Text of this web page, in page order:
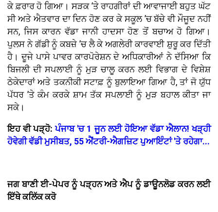
ਕੇ ਫ਼ਰਾਰ ਹੋ ਗਿਆ। ਸੜਕ ’ਤੇ ਰਾਹਗੀਰਾਂ ਦੀ ਆਵਾਜਾਈ ਬਹੁਤ ਘੱਟ
ਸੀ ਅਤੇ ਐਤਵਾਰ ਦਾ ਦਿਨ ਹੋਣ ਕਰ ਕੇ ਸਕੂਲ ’ਚ ਬੱਚੇ ਵੀ ਮੌਜੂਦ ਨਹੀਂ
ਸਨ, ਜਿਸ ਕਾਰਨ ਵੱਡਾ ਜਾਨੀ ਹਾਦਸਾ ਹੋਣ ਤੋਂ ਬਚਾਅ ਹੋ ਗਿਆ।
ਪੁਲਸ ਨੇ ਗੱਡੀ ਨੂੰ ਕਬਜ਼ੇ ’ਚ ਲੈ ਕੇ ਅਗਲੇਰੀ ਕਾਰਵਾਈ ਸ਼ੁਰੂ ਕਰ ਦਿੱਤੀ
ਹੈ। ਦੂਜੇ ਪਾਸੇ ਪਾਵਰ ਕਾਰਪੋਰੇਸ਼ਨ ਦੇ ਅਧਿਕਾਰੀਆਂ ਨੇ ਦੱਸਿਆ ਕਿ
ਬਿਜਲੀ ਦੀ ਸਪਲਾਈ ਨੂੰ ਮੁੜ ਚਾਲੂ ਕਰਨ ਲਈ ਵਿਭਾਗ ਦੇ ਵਿਸ਼ੇਸ਼
ਠੇਕੇਦਾਰਾਂ ਅਤੇ ਤਕਨੀਕੀ ਸਟਾਫ਼ ਨੂੰ ਬੁਲਾਇਆ ਗਿਆ ਹੈ, ਤਾਂ ਜੋ ਯੁੱਧ
ਪੱਧਰ ’ਤੇ ਕੰਮ ਕਰਕੇ ਸ਼ਾਮ ਤੱਕ ਸਪਲਾਈ ਨੂੰ ਮੁੜ ਬਹਾਲ ਕੀਤਾ ਜਾ
ਸਕੇ।
ਇਹ ਵੀ ਪੜ੍ਹੋ:ਪੰਜਾਬ 'ਚ 1 ਜੂਨ ਲਈ ਹੋਇਆ ਵੱਡਾ ਐਲਾਨ! ਖੜ੍ਹੀ
ਹੋਵੇਗੀ ਵੱਡੀ ਮੁਸੀਬਤ, 55 ਐਂਟਰੀ-ਐਗਜ਼ਿਟ ਪੁਆਇੰਟਾਂ 'ਤੇ ਰਹੇਗਾ...
ਜਗ ਬਾਣੀ ਈ-ਪੇਪਰ ਨੂੰ ਪੜ੍ਹਨ ਅਤੇ ਐਪ ਨੂੰ ਡਾਊਨਲੋਡ ਕਰਨ ਲਈ
ਇੱਥੇ ਕਲਿੱਕ ਕਰੋ